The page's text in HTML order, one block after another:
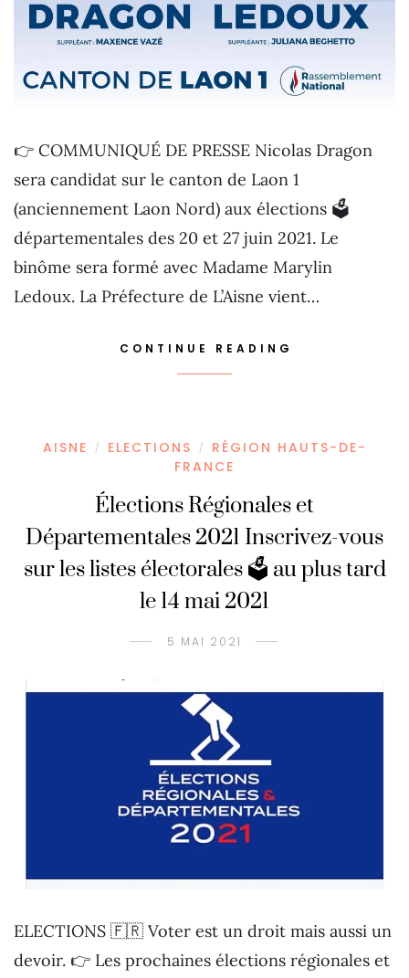
👉 COMMUNIQUÉ DE PRESSE Nicolas Dragon
sera candidat sur le canton de Laon 1
(anciennement Laon Nord) aux élections 🗳
départementales des 20 et 27 juin 2021. Le
binôme sera formé avec Madame Marylin
Ledoux. La Préfecture de L’Aisne vient…
CONTINUE READING
AISNE / ELECTIONS /
RÉGION HAUTS-DE-
FRANCE
Élections Régionales et
Départementales 2021 Inscrivez-vous
sur les listes électorales 🗳 au plus tard
le 14 mai 2021
5 MAI 2021
ELECTIONS 🇫🇷 Voter est un droit mais aussi un
devoir. 👉 Les prochaines élections régionales et